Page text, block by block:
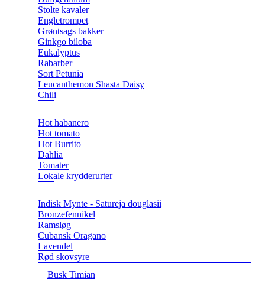
Stolte kavaler
Engletrompet
Grøntsags bakker
Ginkgo biloba
Eukalyptus
Rabarber
Sort Petunia
Leucanthemon Shasta Daisy
Chili
Hot habanero
Hot tomato
Hot Burrito
Dahlia
Tomater
Lokale krydderurter
Indisk Mynte - Satureja douglasii
Bronzefennikel
Ramsløg
Cubansk Oragano
Lavendel
Rød skovsyre
Busk Timian